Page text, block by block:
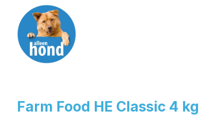
Farm Food HE Classic 4 kg